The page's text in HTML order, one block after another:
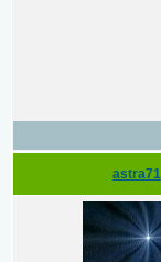
astra71